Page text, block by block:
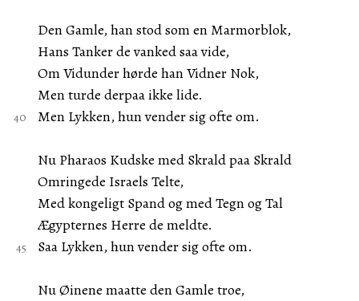
Den Gamle, han stod som en Marmorblok,
Hans Tanker de vanked saa vide,
Om Vidunder hørde han Vidner Nok,
Men turde derpaa ikke lide.
Men Lykken, hun vender sig ofte om.
Nu Pharaos Kudske med Skrald paa Skrald
Omringede Israels Telte,
Med kongeligt Spand og med Tegn og Tal
Ægypternes Herre de meldte.
Saa Lykken, hun vender sig ofte om.
Nu Øinene maatte den Gamle troe,